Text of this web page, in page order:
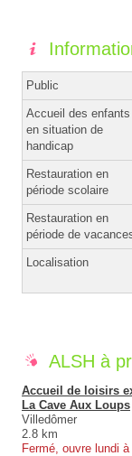
Public
Accueil des enfants
en situation de
handicap
Restauration en
période scolaire
Restauration en
période de
Localisation
ALSH à
Accueil de loisirs
La Cave Aux Loups
Villedômer
2.8 km
Fermé, ouvre lundi à